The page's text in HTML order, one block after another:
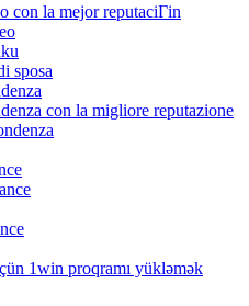
con la mejor reputaciГіn
sposa
con la migliore reputazione
1win proqramı yükləmək